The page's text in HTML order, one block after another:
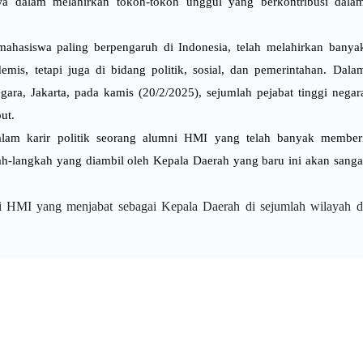
paling berpengaruh di Indonesia, telah melahirkan
tetapi juga di bidang politik, sosial, dan pemerintahan.
Jakarta, pada kamis (20/2/2025), sejumlah pejabat tinggi
karir politik seorang alumni HMI yang telah banyak
langkah yang diambil oleh Kepala Daerah yang baru ini akan
yang menjabat sebagai Kepala Daerah di sejumlah wilayah